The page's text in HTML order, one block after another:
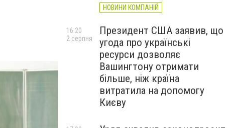
НОВИНИ КОМПАНІЙ
Президент США заявив, що
угода про українські
ресурси дозволяє
Вашингтону отримати
більше, ніж країна
витратила на допомогу
Києву
16:20
2 серпня